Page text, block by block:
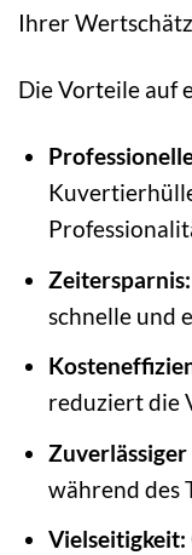
Ihrer
Die Vorteile auf
Zeitersparnis:
schnelle und
reduziert die
Zuverlässiger
während des
Vielseitigkeit: